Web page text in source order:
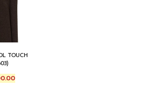
TOUCH
Current
price